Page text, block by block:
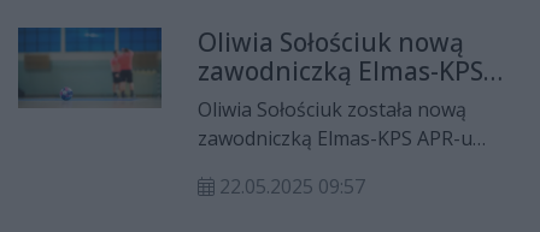
Oliwia Sołościuk nową
zawodniczką Elmas-KPS
APR-u Radom
Oliwia Sołościuk została nową
zawodniczką Elmas-KPS APR-u
pozycji lewoskrzydłowej.
22.05.2025 09:57